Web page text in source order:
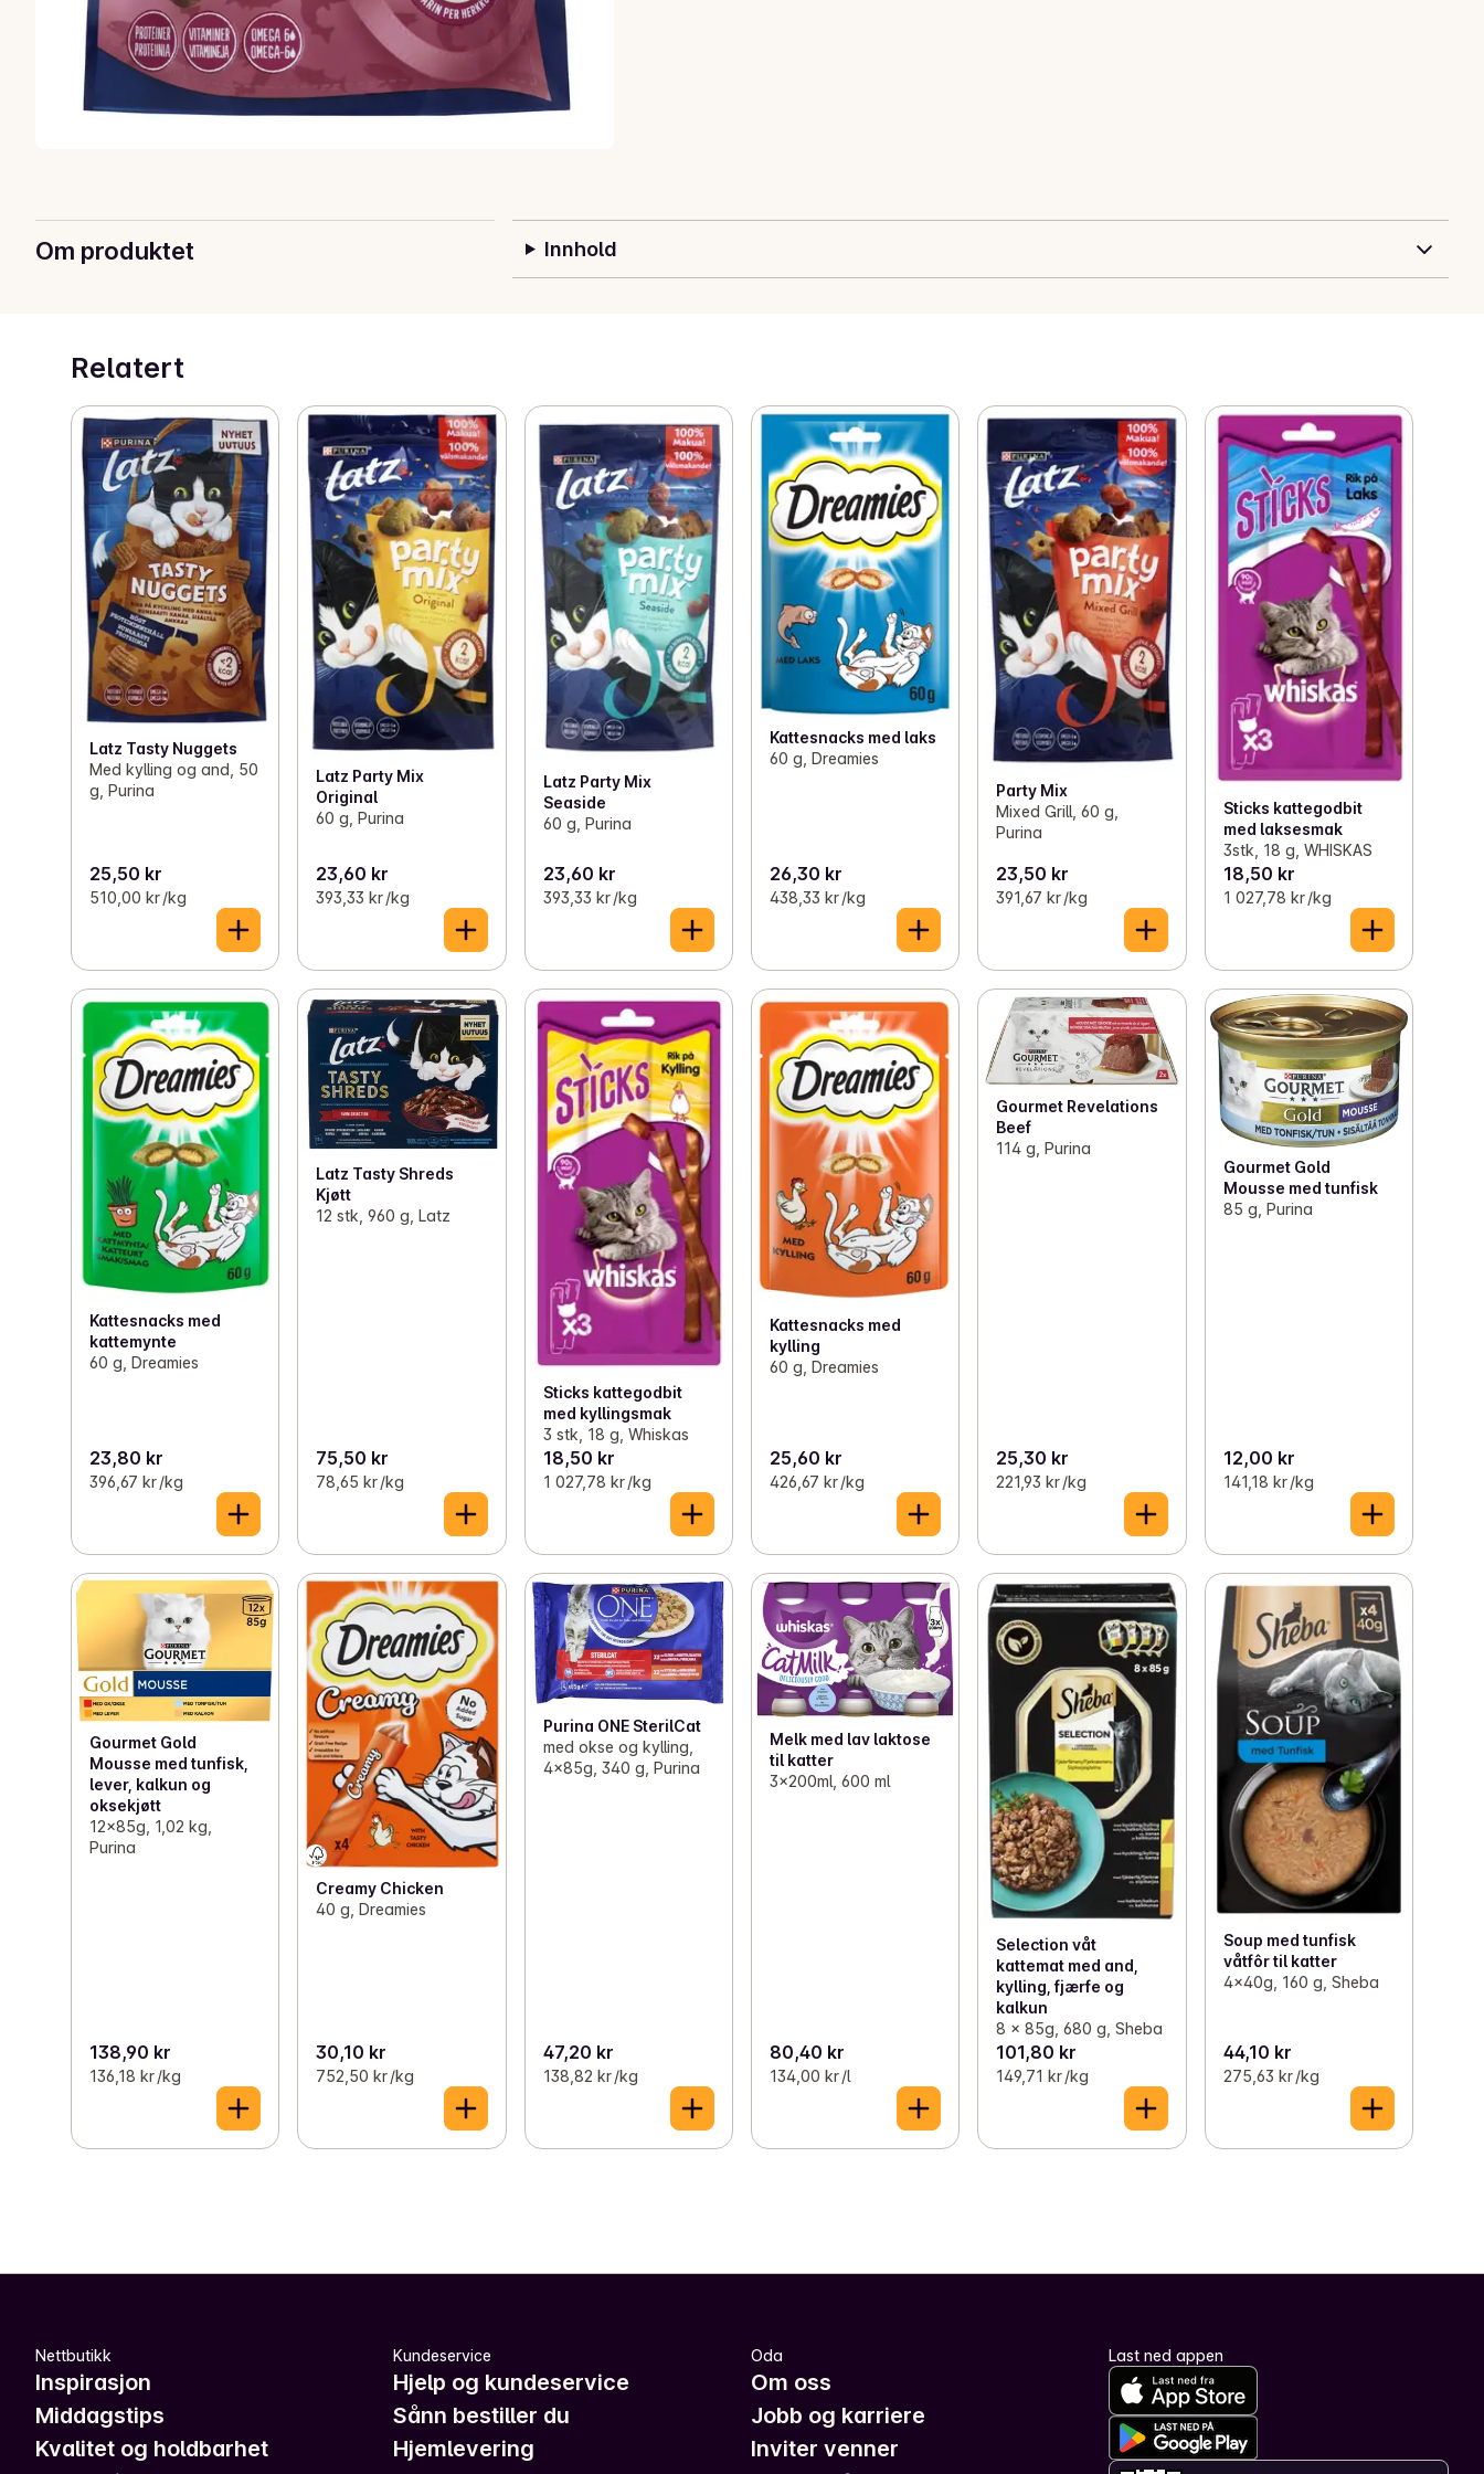
Om produktet Innhold
Relatert
Latz Tasty Nuggets
Med kylling og and, 50
g, Purina
25,50 kr
510,00 kr /kg
Latz Party Mix
Original
60 g, Purina
23,60 kr
393,33 kr /kg
Latz Party Mix
Seaside
60 g, Purina
23,60 kr
393,33 kr /kg
Kattesnacks med laks
60 g, Dreamies
26,30 kr
438,33 kr /kg
Party Mix
Mixed Grill, 60 g,
Purina
23,50 kr
391,67 kr /kg
Sticks kattegodbit
med laksesmak
3stk, 18 g, WHISKAS
18,50 kr
1 027,78 kr /kg
Kattesnacks med
kattemynte
60 g, Dreamies
23,80 kr
396,67 kr /kg
Latz Tasty Shreds
Kjøtt
12 stk, 960 g, Latz
75,50 kr
78,65 kr /kg
Sticks kattegodbit
med kyllingsmak
3 stk, 18 g, Whiskas
18,50 kr
1 027,78 kr /kg
Kattesnacks med
kylling
60 g, Dreamies
25,60 kr
426,67 kr /kg
Gourmet Revelations
Beef
114 g, Purina
25,30 kr
221,93 kr /kg
Gourmet Gold
Mousse med tunfisk
85 g, Purina
12,00 kr
141,18 kr /kg
Gourmet Gold
Mousse med tunfisk,
lever, kalkun og
oksekjøtt
12x85g, 1,02 kg,
Purina
138,90 kr
136,18 kr /kg
Creamy Chicken
40 g, Dreamies
30,10 kr
752,50 kr /kg
Purina ONE SterilCat
med okse og kylling,
4x85g, 340 g, Purina
47,20 kr
138,82 kr /kg
Melk med lav laktose
til katter
3x200ml, 600 ml
80,40 kr
134,00 kr /l
Selection våt
kattemat med and,
kylling, fjærfe og
kalkun
8 x 85g, 680 g, Sheba
101,80 kr
149,71 kr /kg
Soup med tunfisk
våtfôr til katter
4x40g, 160 g, Sheba
44,10 kr
275,63 kr /kg
Nettbutikk
Inspirasjon
Middagstips
Kvalitet og holdbarhet
Kundeservice
Hjelp og kundeservice
Sånn bestiller du
Hjemlevering
Oda
Om oss
Jobb og karriere
Inviter venner
Last ned appen